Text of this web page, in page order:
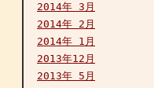
2014年 3月
2014年 2月
2014年 1月
2013年12月
2013年 5月